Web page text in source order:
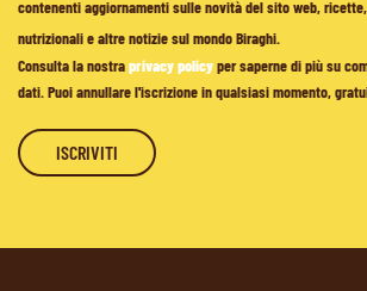
contenenti aggiornamenti sulle novità del sito web,
nutrizionali e altre notizie sul mondo Biraghi.
Consulta la nostraprivacy policyper saperne di più su
dati. Puoi annullare l'iscrizione in qualsiasi momento,